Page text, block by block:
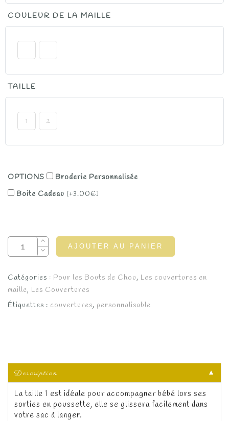
64.00€
COULEUR DE LA MAILLE
TAILLE
1 2
OPTIONS
Broderie Personnalisée
Boite Cadeau [+3.00€]
AJOUTER AU PANIER
Catégories : Pour les Bouts de Chou, Les couvertures en
maille, Les Couvertures
Étiquettes : couvertures, personnalisable
Description
▼
La taille 1 est idéale pour accompagner bébé lors ses
sorties en poussette, elle se glissera facilement dans
votre sac à langer.